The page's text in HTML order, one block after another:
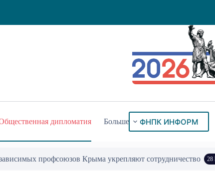
дипломатия Больше ФНПК ИНФОРМ
«За гражданское служение» 17 Июл 2026